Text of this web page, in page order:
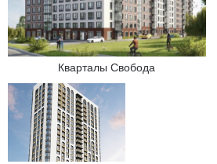
Кварталы Свобода